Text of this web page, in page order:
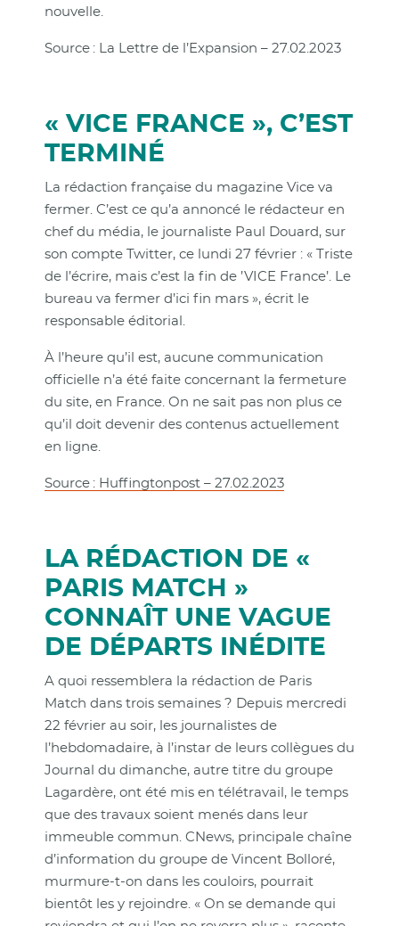
nouvelle.
Source : La Lettre de l’Expansion – 27.02.2023
« VICE FRANCE », C’EST
TERMINÉ
La rédaction française du magazine Vice va
fermer. C’est ce qu’a annoncé le rédacteur en
chef du média, le journaliste Paul Douard, sur
son compte Twitter, ce lundi 27 février : « Triste
de l’écrire, mais c’est la fin de ’VICE France’. Le
bureau va fermer d’ici fin mars », écrit le
responsable éditorial.
À l’heure qu’il est, aucune communication
officielle n’a été faite concernant la fermeture
du site, en France. On ne sait pas non plus ce
qu’il doit devenir des contenus actuellement
en ligne.
Source : Huffingtonpost – 27.02.2023
LA RÉDACTION DE «
PARIS MATCH »
CONNAÎT UNE VAGUE
DE DÉPARTS INÉDITE
A quoi ressemblera la rédaction de Paris
Match dans trois semaines ? Depuis mercredi
22 février au soir, les journalistes de
l’hebdomadaire, à l’instar de leurs collègues du
Journal du dimanche, autre titre du groupe
Lagardère, ont été mis en télétravail, le temps
que des travaux soient menés dans leur
immeuble commun. CNews, principale chaîne
d’information du groupe de Vincent Bolloré,
murmure-t-on dans les couloirs, pourrait
bientôt les y rejoindre. « On se demande qui